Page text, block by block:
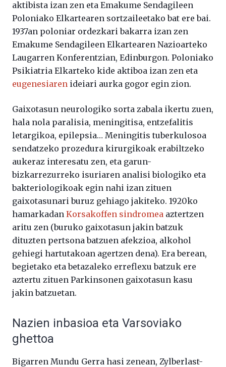
aktibista izan zen eta Emakume Sendagileen
Poloniako Elkartearen sortzaileetako bat ere bai.
1937an poloniar ordezkari bakarra izan zen
Emakume Sendagileen Elkartearen Nazioarteko
Laugarren Konferentzian, Edinburgon. Poloniako
Psikiatria Elkarteko kide aktiboa izan zen eta
eugenesiaren ideiari aurka gogor egin zion.
Gaixotasun neurologiko sorta zabala ikertu zuen,
hala nola paralisia, meningitisa, entzefalitis
letargikoa, epilepsia… Meningitis tuberkulosoa
sendatzeko prozedura kirurgikoak erabiltzeko
aukeraz interesatu zen, eta garun-
bizkarrezurreko isuriaren analisi biologiko eta
bakteriologikoak egin nahi izan zituen
gaixotasunari buruz gehiago jakiteko. 1920ko
hamarkadan Korsakoffen sindromea aztertzen
aritu zen (buruko gaixotasun jakin batzuk
dituzten pertsona batzuen afekzioa, alkohol
gehiegi hartutakoan agertzen dena). Era berean,
begietako eta betazaleko erreflexu batzuk ere
aztertu zituen Parkinsonen gaixotasun kasu
jakin batzuetan.
Nazien inbasioa eta Varsoviako
ghettoa
Bigarren Mundu Gerra hasi zenean, Zylberlast-